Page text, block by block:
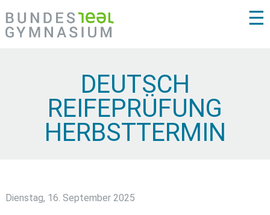
☰
DEUTSCH
REIFEPRÜFUNG
HERBSTTERMIN
Dienstag, 16. September 2025